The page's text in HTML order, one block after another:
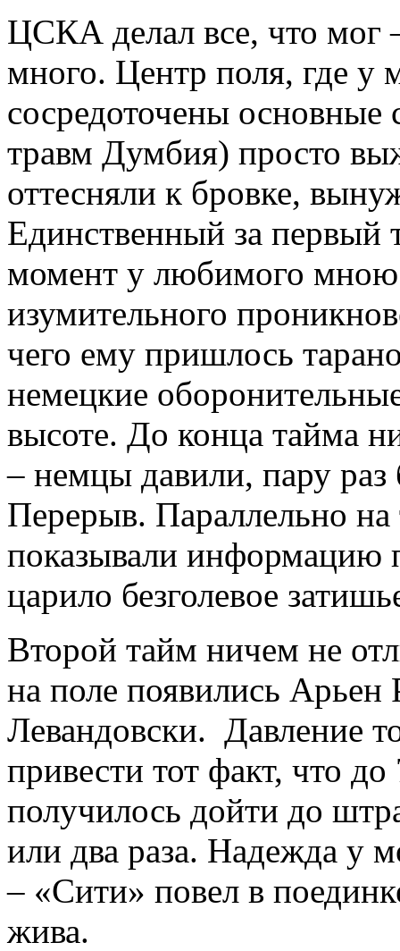
ЦСКА делал все, что мог
много. Центр поля, где у
сосредоточены основные
травм Думбия) просто
оттесняли к бровке,
Единственный за
момент у любимого мною
изумительного
чего ему пришлось
немецкие
высоте. До конца тайма
– немцы давили, пару
Перерыв. Параллельно на
показывали информацию
царило безголевое
Второй тайм ничем не
на поле появились Арьен
Левандовски. Давление
привести тот факт, что
получилось дойти до
или два раза. Надежда у
– «Сити» повел в
жива.